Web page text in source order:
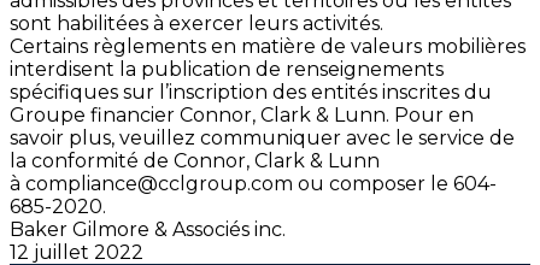
sont habilitées à exercer leurs activités.
Certains règlements en matière de valeurs mobilières
interdisent la publication de renseignements
spécifiques sur l’inscription des entités inscrites du
Groupe financier Connor, Clark & Lunn. Pour en
savoir plus, veuillez communiquer avec le service de
la conformité de Connor, Clark & Lunn
à compliance@cclgroup.com ou composer le 604-
685-2020.
Baker Gilmore & Associés inc.
12 juillet 2022